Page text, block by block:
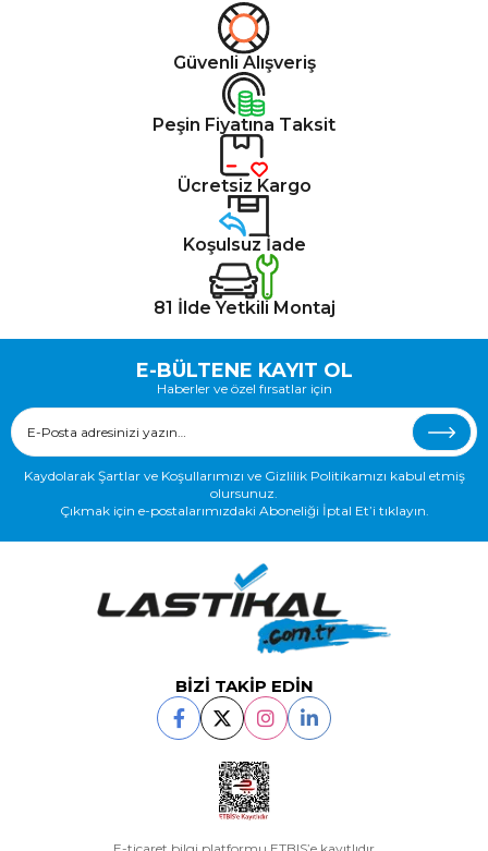
Güvenli Alışveriş
Peşin Fiyatına Taksit
Ücretsiz Kargo
Koşulsuz İade
81 İlde Yetkili Montaj
E-BÜLTENE KAYIT OL
Haberler ve özel fırsatlar için
Kaydolarak Şartlar ve Koşullarımızı ve Gizlilik Politikamızı kabul etmiş
olursunuz.
Çıkmak için e-postalarımızdaki Aboneliği İptal Et’i tıklayın.
BİZİ TAKİP EDİN